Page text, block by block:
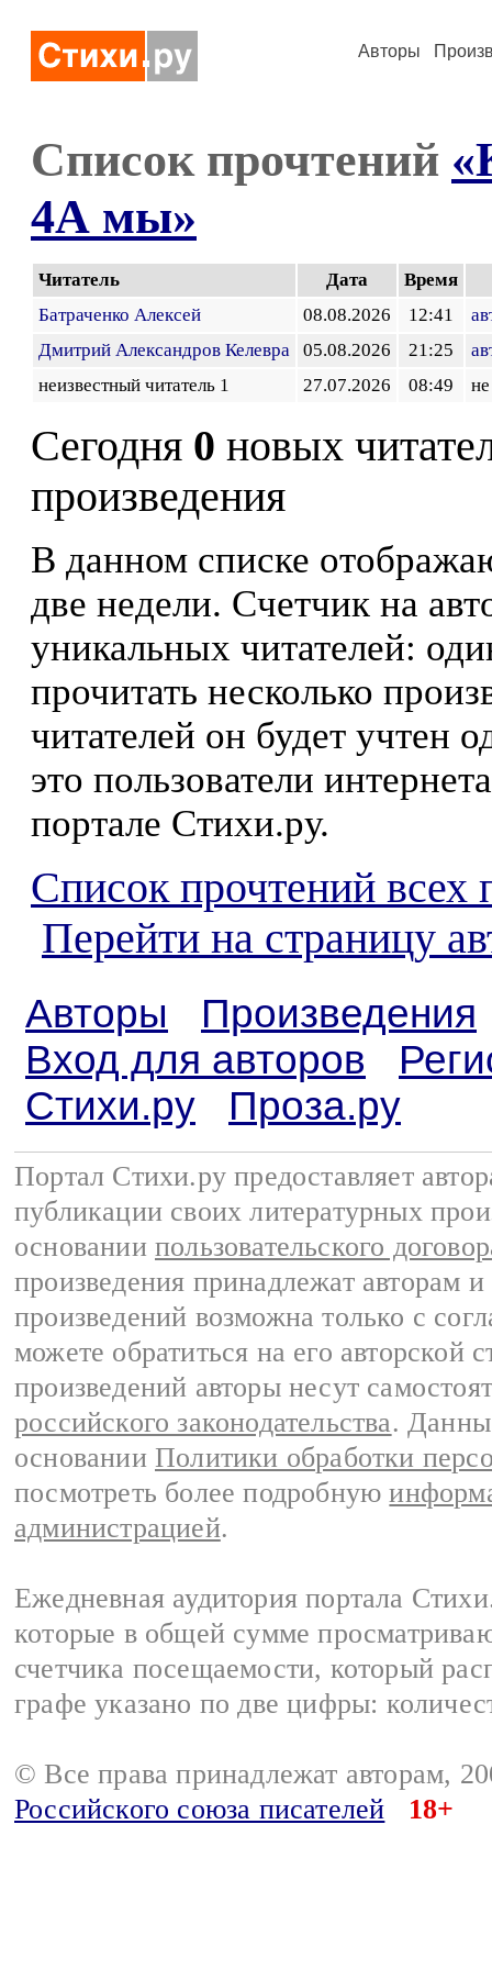
Авторы
Список прочтений
4А мы»
Читатель Дата
Время
Батраченко Алексей
08.08.2026 12:41
Дмитрий Александров Келевра
05.08.2026 21:25
неизвестный читатель 1
27.07.2026 08:49
Сегодня 0 новых
произведения
В данном списке
две недели. Счетчик на
уникальных читателей:
прочитать несколько
читателей он будет учтен
это пользователи
портале Стихи.ру.
Список прочтений всех
Перейти на страницу
Авторы
Произведения
Вход для авторов
Стихи.ру
Проза.ру
Портал Стихи.ру предоставляет
публикации своих литературных
основании пользовательского
произведения принадлежат авторам
произведений возможна только с
можете обратиться на его авторской
произведений авторы несут
российского законодательства.
основании Политики обработки
посмотреть более подробную
администрацией.
Ежедневная аудитория портала
которые в общей сумме
счетчика посещаемости, который
графе указано по две цифры:
© Все права принадлежат авторам,
Российского союза писателей
18+